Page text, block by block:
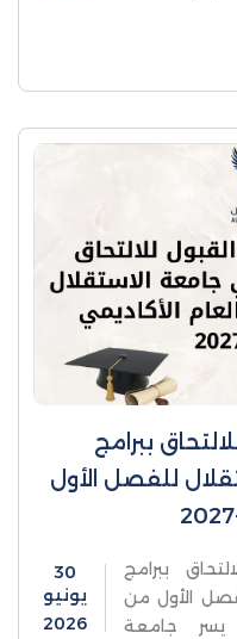
ببرامج
للفصل الأول
ببرامج
الأول من
العام الأكاديمي 2026-2027 يسر جامعة
30
يونيو
2026